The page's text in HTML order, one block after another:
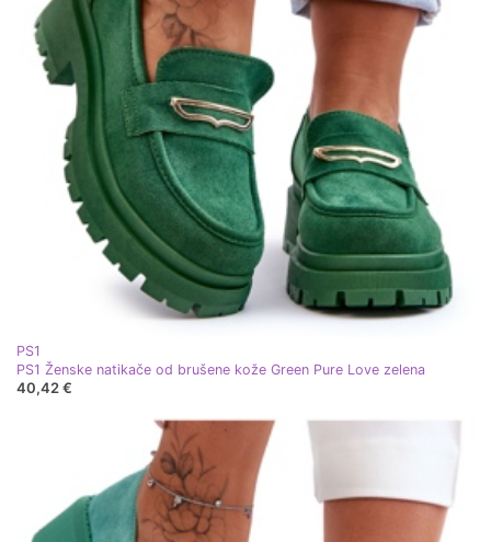
PS1
PS1 Ženske natikače od brušene kože Green Pure Love zelena
40,42 €